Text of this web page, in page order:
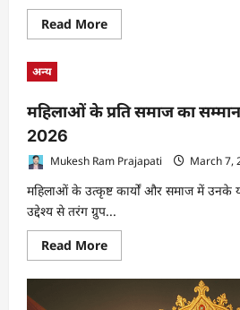
Read MoreRead
more
रवि
आनंद
आमजनों
समस्याएं,
त्वरित
निष्पादन
दिए
निर्देश
अन्य
महिलाओं के प्रति समाज का सम्मान:
2026
Mukesh Ram Prajapati March 7,
महिलाओं के उत्कृष्ट कार्यों और समाज में उनके
उद्देश्य से तरंग ग्रुप...
Read MoreRead
more
महिलाओं